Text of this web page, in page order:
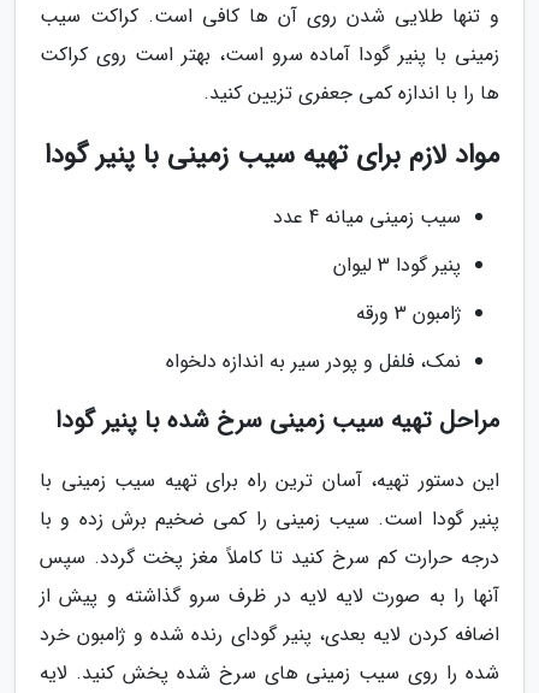
و تنها طلایی شدن روی آن ها کافی است. کراکت سیب
زمینی با پنیر گودا آماده سرو است، بهتر است روی کراکت
ها را با اندازه کمی جعفری تزیین کنید.
مواد لازم برای تهیه سیب زمینی با پنیر گودا
سیب زمینی میانه 4 عدد
پنیر گودا 3 لیوان
ژامبون 3 ورقه
نمک، فلفل و پودر سیر به اندازه دلخواه
مراحل تهیه سیب زمینی سرخ شده با پنیر گودا
این دستور تهیه، آسان ترین راه برای تهیه سیب زمینی با
پنیر گودا است. سیب زمینی را کمی ضخیم برش زده و با
درجه حرارت کم سرخ کنید تا کاملاً مغز پخت گردد. سپس
آنها را به صورت لایه لایه در ظرف سرو گذاشته و پیش از
اضافه کردن لایه بعدی، پنیر گودای رنده شده و ژامبون خرد
شده را روی سیب زمینی های سرخ شده پخش کنید. لایه